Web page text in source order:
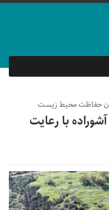
حفاظت محیط زیست
با رعایت